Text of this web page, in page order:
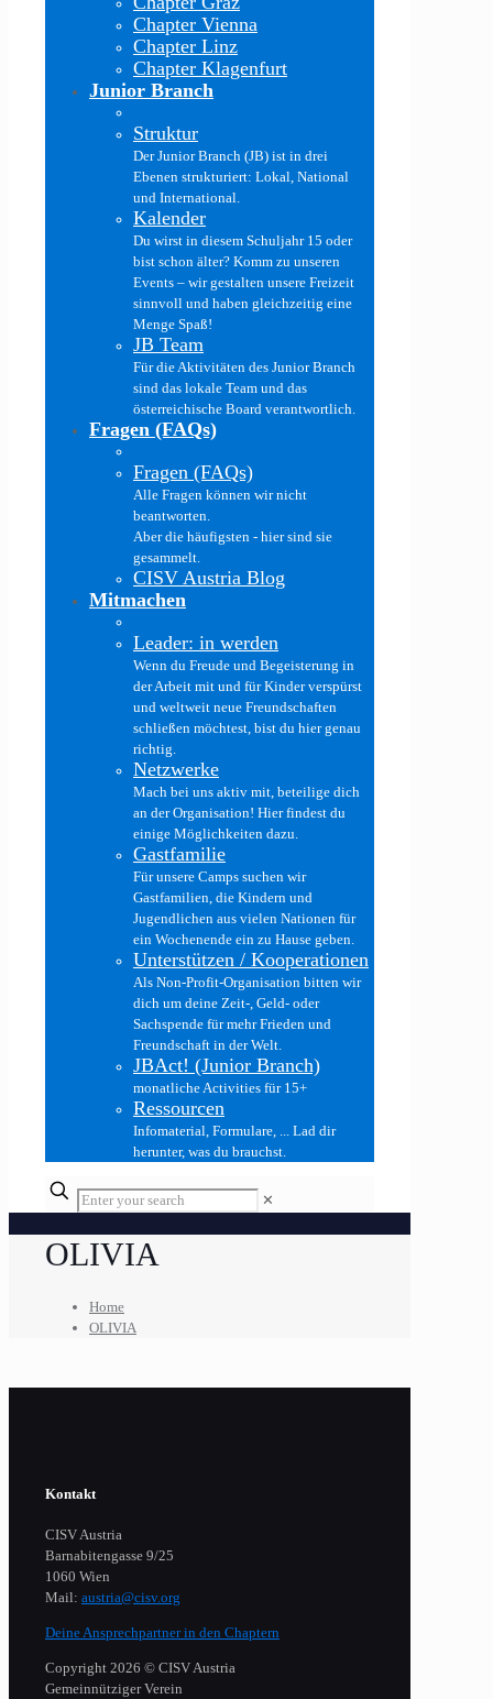
Chapter Vienna
Chapter Linz
Chapter Klagenfurt
Junior Branch
Struktur
Der Junior Branch (JB) ist in drei
Ebenen strukturiert: Lokal, National
und International.
Kalender
Du wirst in diesem Schuljahr 15 oder
bist schon älter? Komm zu unseren
Events – wir gestalten unsere Freizeit
sinnvoll und haben gleichzeitig eine
Menge Spaß!
JB Team
Für die Aktivitäten des Junior Branch
sind das lokale Team und das
österreichische Board verantwortlich.
Fragen (FAQs)
Fragen (FAQs)
Alle Fragen können wir nicht
beantworten.
Aber die häufigsten - hier sind sie
gesammelt.
CISV Austria Blog
Mitmachen
Leader: in werden
Wenn du Freude und Begeisterung in
der Arbeit mit und für Kinder verspürst
und weltweit neue Freundschaften
schließen möchtest, bist du hier genau
richtig.
Netzwerke
Mach bei uns aktiv mit, beteilige dich
an der Organisation! Hier findest du
einige Möglichkeiten dazu.
Gastfamilie
Für unsere Camps suchen wir
Gastfamilien, die Kindern und
Jugendlichen aus vielen Nationen für
ein Wochenende ein zu Hause geben.
Unterstützen / Kooperationen
Als Non-Profit-Organisation bitten wir
dich um deine Zeit-, Geld- oder
Sachspende für mehr Frieden und
Freundschaft in der Welt.
JBAct! (Junior Branch)
monatliche Activities für 15+
Ressourcen
Infomaterial, Formulare, ... Lad dir
herunter, was du brauchst.
✕
OLIVIA
Home
OLIVIA
Kontakt
CISV Austria
Barnabitengasse 9/25
1060 Wien
Mail: austria@cisv.org
Deine Ansprechpartner in den Chaptern
Copyright 2026 © CISV Austria
Gemeinnütziger Verein